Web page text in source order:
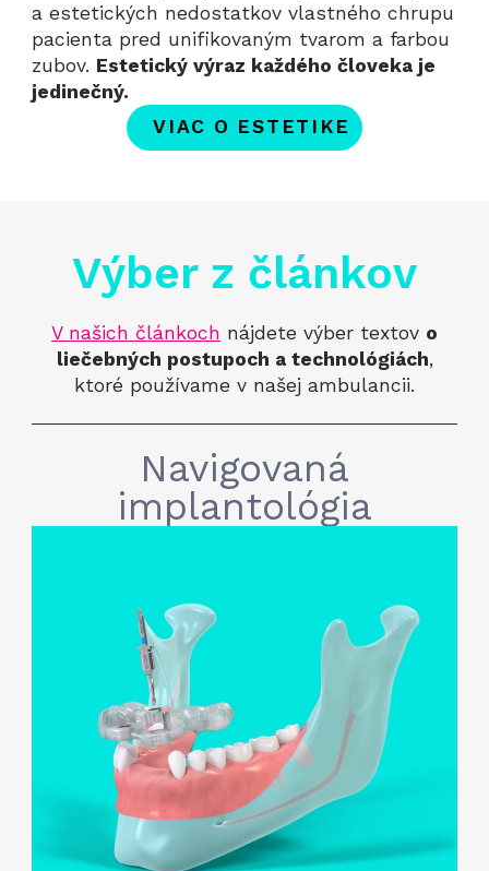
a estetických nedostatkov vlastného chrupu
pacienta pred unifikovaným tvarom a farbou
zubov. Estetický výraz každého človeka je
jedinečný.
VIAC O ESTETIKE
Výber z článkov
V našich článkoch nájdete výber textov o
liečebných postupoch a technológiách,
ktoré používame v našej ambulancii.
Navigovaná
implantológia